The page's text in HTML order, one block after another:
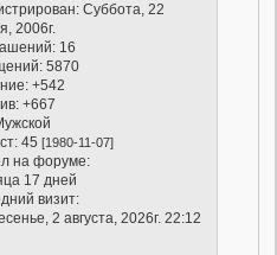
: Суббота, 22
2006г.
16
5870
+542
+667
45[1980-11-07]
на форуме:
17 дней
визит:
2 августа, 2026г. 22:12